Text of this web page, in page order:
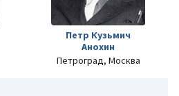
Петр Кузьмич
Анохин
Петроград, Москва